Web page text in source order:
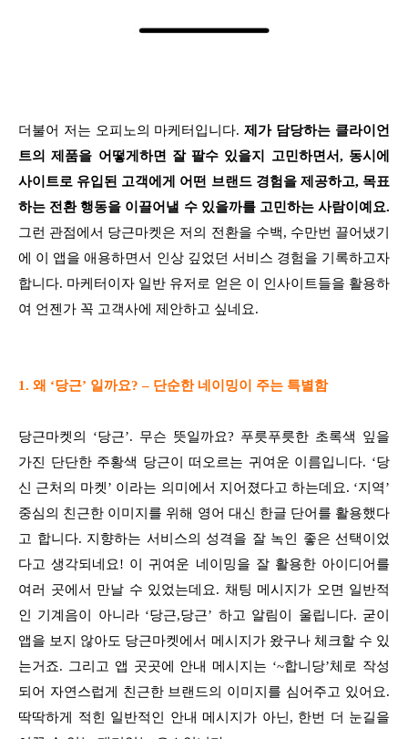
더불어 저는 오피노의 마케터입니다.제가 담당하는 클라이언
트의 제품을 어떻게하면 잘 팔수 있을지 고민하면서, 동시에
사이트로 유입된 고객에게 어떤 브랜드 경험을 제공하고, 목표
하는 전환 행동을 이끌어낼 수 있을까를 고민하는 사람이예요.
그런 관점에서 당근마켓은 저의 전환을 수백, 수만번 끌어냈기
에 이 앱을 애용하면서 인상 깊었던 서비스 경험을 기록하고자
합니다. 마케터이자 일반 유저로 얻은 이 인사이트들을 활용하
여 언젠가 꼭 고객사에 제안하고 싶네요.
1. 왜 ‘당근’ 일까요? – 단순한 네이밍이 주는 특별함
당근마켓의 ‘당근’. 무슨 뜻일까요? 푸릇푸릇한 초록색 잎을
가진 단단한 주황색 당근이 떠오르는 귀여운 이름입니다. ‘당
신 근처의 마켓’ 이라는 의미에서 지어졌다고 하는데요. ‘지역’
중심의 친근한 이미지를 위해 영어 대신 한글 단어를 활용했다
고 합니다. 지향하는 서비스의 성격을 잘 녹인 좋은 선택이었
다고 생각되네요! 이 귀여운 네이밍을 잘 활용한 아이디어를
여러 곳에서 만날 수 있었는데요. 채팅 메시지가 오면 일반적
인 기계음이 아니라 ‘당근,당근’ 하고 알림이 울립니다. 굳이
앱을 보지 않아도 당근마켓에서 메시지가 왔구나 체크할 수 있
는거죠. 그리고 앱 곳곳에 안내 메시지는 ‘~합니당’체로 작성
되어 자연스럽게 친근한 브랜드의 이미지를 심어주고 있어요.
딱딱하게 적힌 일반적인 안내 메시지가 아닌, 한번 더 눈길을